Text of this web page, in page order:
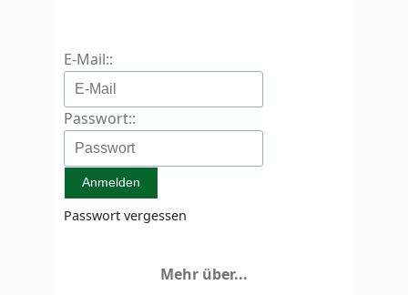
E-Mail::
Passwort::
Passwort vergessen
Mehr über...